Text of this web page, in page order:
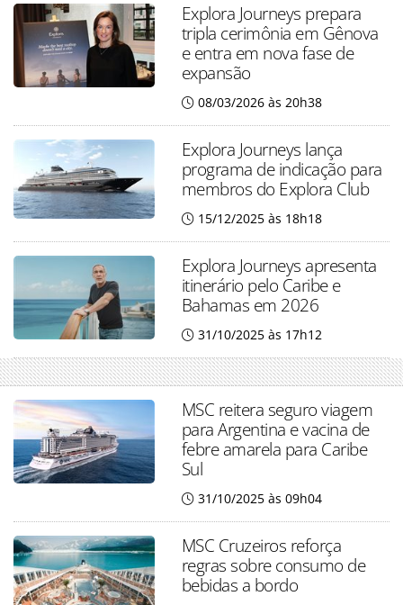
Explora Journeys prepara
tripla cerimônia em Gênova
e entra em nova fase de
expansão
08/03/2026 às 20h38
Explora Journeys lança
programa de indicação para
membros do Explora Club
15/12/2025 às 18h18
Explora Journeys apresenta
itinerário pelo Caribe e
Bahamas em 2026
31/10/2025 às 17h12
MSC reitera seguro viagem
para Argentina e vacina de
febre amarela para Caribe
Sul
31/10/2025 às 09h04
MSC Cruzeiros reforça
regras sobre consumo de
bebidas a bordo